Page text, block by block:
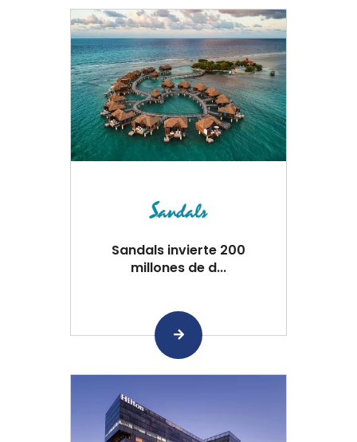
Sandals invierte 200
millones de d...